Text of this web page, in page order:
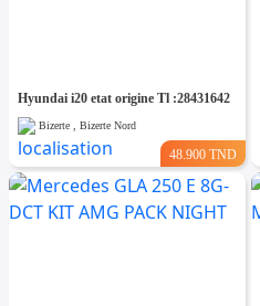
Hyundai i20 etat origine Tl :28431642
Bizerte , Bizerte Nord
48.900 TND